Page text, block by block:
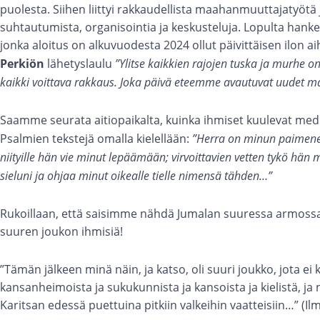
puolesta. Siihen liittyi rakkaudellista
suhtautumista, organisointia ja keskusteluja. Lopulta
jonka aloitus on alkuvuodesta 2024 ollut päivittäisen ilon
Perkiön lähetyslaulu ”Ylitse kaikkien rajojen tuska ja murhe
kaikki voittava rakkaus. Joka päivä eteemme avautuvat uudet
Saamme seurata aitiopaikalta, kuinka ihmiset kuulevat
Psalmien tekstejä omalla kielellään: ”Herra on minun
niityille hän vie minut lepäämään; virvoittavien vetten tykö hän
sieluni ja ohjaa minut oikealle tielle nimensä tähden…”
Rukoillaan, että saisimme nähdä Jumalan suuressa
suuren joukon ihmisiä!
”Tämän jälkeen minä näin, ja katso, oli suuri joukko, jota ei
kansanheimoista ja sukukunnista ja kansoista ja kielistä,
Karitsan edessä puettuina pitkiin valkeihin vaatteisiin…”